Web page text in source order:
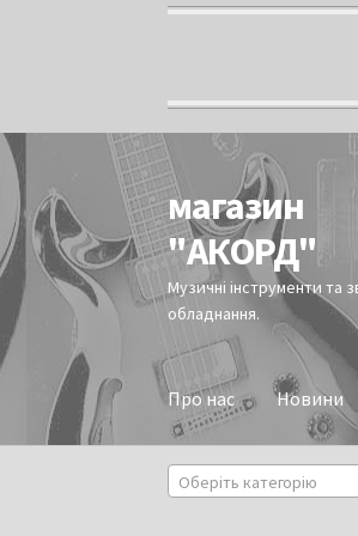
Перейти
до
навігації
Перейти
до
вмісту
магазин
"АКОРД"
Музичні інструменти та
обладнання.
Про нас Новини
Оберіть категорію